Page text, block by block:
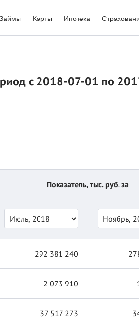
Займы Карты Ипотека
c 2018-07-01 по
Показатель, тыс. руб. за
292 381 240
2 073 910 -
37 517 273